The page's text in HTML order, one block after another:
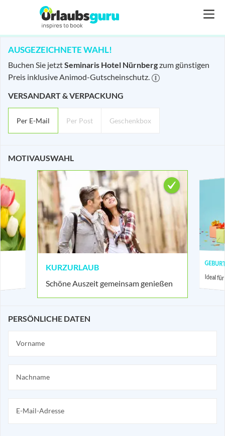
Ihre Bestellung -
AUSGEZEICHNETE WAHL!
Buchen Sie jetztSeminaris Hotel Nürnbergzum günstigen
Preis inklusive Animod-Gutscheinschutz.
VERSANDART & VERPACKUNG
Per E-Mail Per Post Geschenkbox
MOTIVAUSWAHL
KURZURLAUB
Schöne Auszeit gemeinsam genießen
Ideal
PERSÖNLICHE DATEN